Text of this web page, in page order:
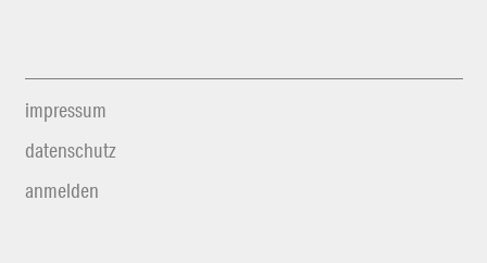
impressum
datenschutz
anmelden